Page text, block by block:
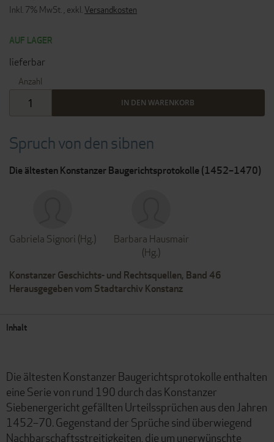
Spruch von den sibnen
Die ältesten Konstanzer Baugerichtsprotokolle (1452–1470)
Gabriela Signori (Hg.)
Barbara Hausmair
(Hg.)
Konstanzer Geschichts- und Rechtsquellen, Band 46
Herausgegeben vom Stadtarchiv Konstanz
Inkl. 7% MwSt. exkl. Versandkosten
AUF LAGER
lieferbar
Anzahl
IN DEN WARENKORB
Inhalt
Die ältesten Konstanzer Baugerichtsprotokolle enthalten
eine Serie von rund 190 durch das Konstanzer
Siebenergericht gefällten Urteilssprüchen aus den Jahren
1452–70. Gegenstand der Sprüche sind überwiegend
Nachbarschaftsstreitigkeiten, die um unerwünschte